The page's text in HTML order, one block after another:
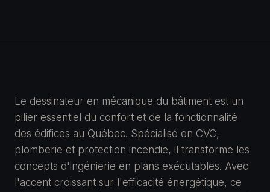
Le dessinateur en mécanique du bâtiment est un
pilier essentiel du confort et de la fonctionnalité
des édifices au Québec. Spécialisé en CVC,
plomberie et protection incendie, il transforme les
concepts d'ingénierie en plans exécutables. Avec
l'accent croissant sur l'efficacité énergétique, ce